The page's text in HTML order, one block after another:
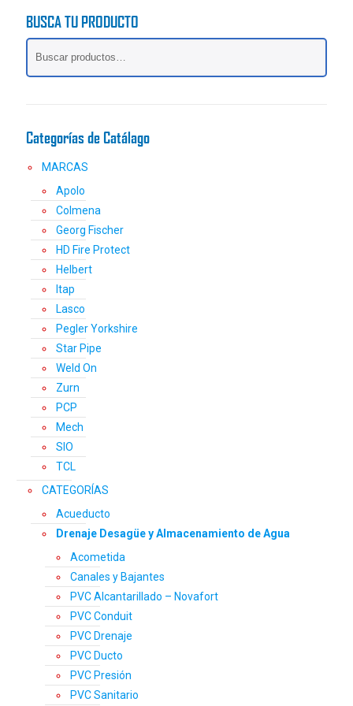
Las
opciones
página
producto
BUSCA TU PRODUCTO
Categorías de Catálago
MARCAS
Apolo
Colmena
Georg Fischer
HD Fire Protect
Helbert
Itap
Lasco
Pegler Yorkshire
Star Pipe
Weld On
Zurn
PCP
Mech
SIO
TCL
CATEGORÍAS
Acueducto
Drenaje Desagüe y Almacenamiento de Agua
Acometida
Canales y Bajantes
PVC Alcantarillado – Novafort
PVC Conduit
PVC Drenaje
PVC Ducto
PVC Presión
PVC Sanitario